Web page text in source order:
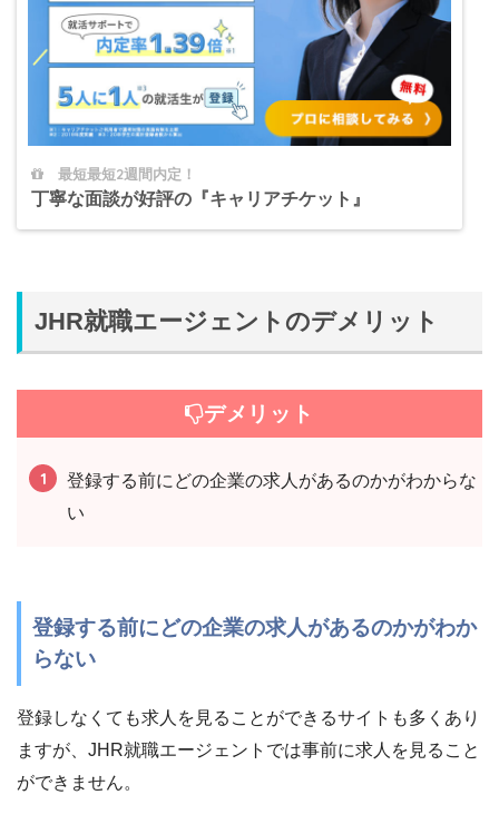
最短最短2週間内定！
丁寧な面談が好評の『キャリアチケット』
JHR就職エージェントのデメリット
デメリット
登録する前にどの企業の求人があるのかがわからな
い
登録する前にどの企業の求人があるのかがわか
らない
登録しなくても求人を見ることができるサイトも多くあり
ますが、JHR就職エージェントでは事前に求人を見ること
ができません。